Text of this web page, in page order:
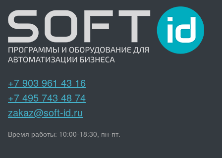
+7 903 961 43 16
+7 495 743 48 74
zakaz@soft-id.ru
Время работы: 10:00-18:30, пн-пт.